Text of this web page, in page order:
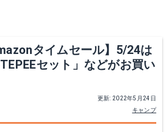
タイムセール】5/24は
セット」などがお買い
更新: 2022年5月24日
キャンプ